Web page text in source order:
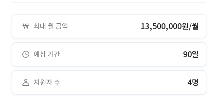
최대 월 금액 13,500,000원/월
예상 기간 90일
지원자 수 4명